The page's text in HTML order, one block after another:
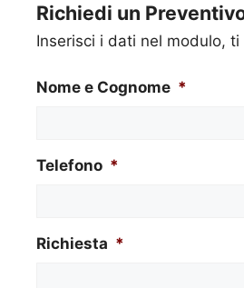
Richiedi un
Inserisci i dati nel modulo,
Nome e Cognome *
Telefono *
Richiesta *